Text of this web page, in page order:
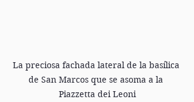
La preciosa fachada lateral de la basílica
de San Marcos que se asoma a la
Piazzetta dei Leoni